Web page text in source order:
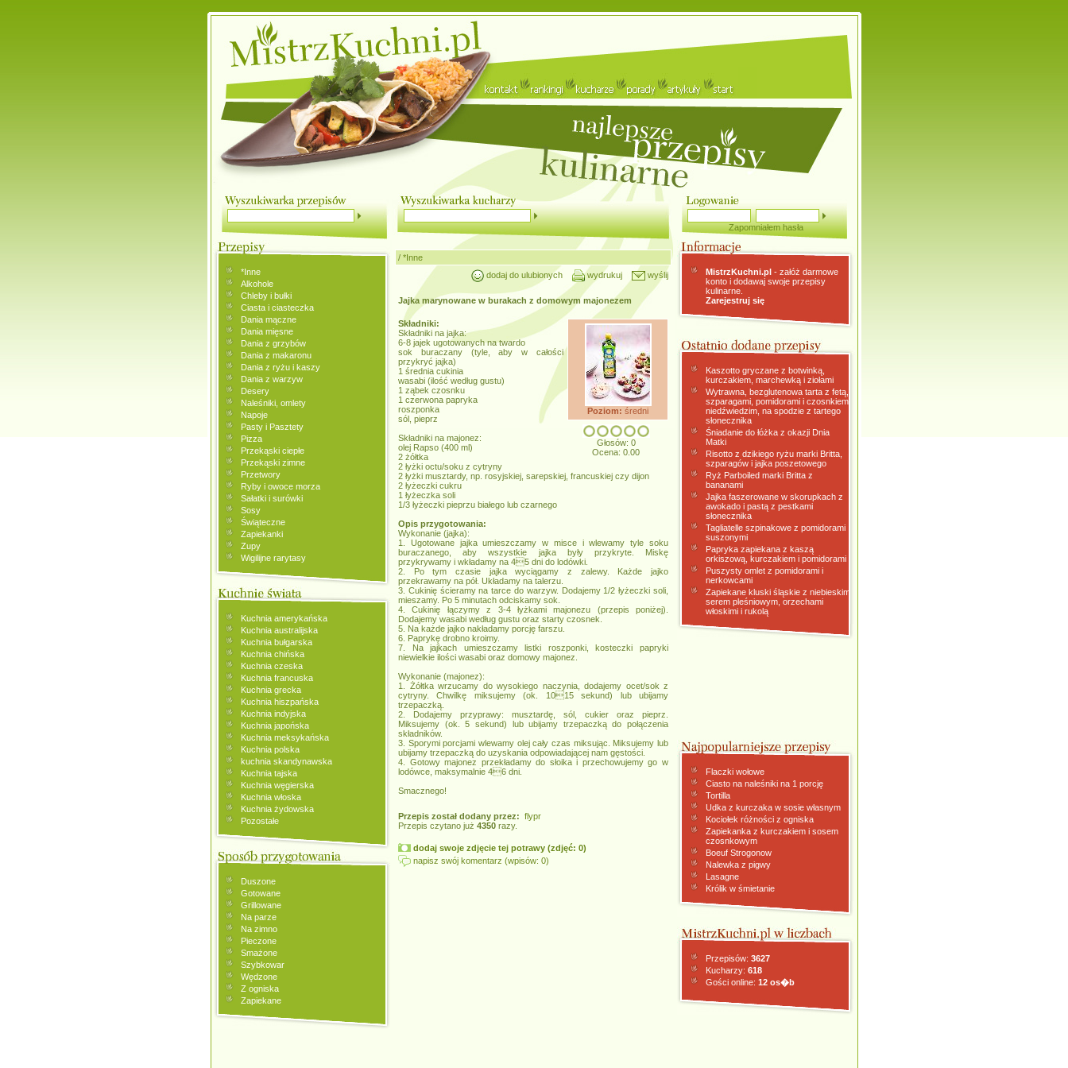
Zapomniałem hasła
*Inne
Alkohole
Chleby i bułki
Ciasta i ciasteczka
Dania mączne
Dania mięsne
Dania z grzybów
Dania z makaronu
Dania z ryżu i kaszy
Dania z warzyw
Desery
Naleśniki, omlety
Napoje
Pasty i Pasztety
Pizza
Przekąski ciepłe
Przekąski zimne
Przetwory
Ryby i owoce morza
Sałatki i surówki
Sosy
Świąteczne
Zapiekanki
Zupy
Wigilijne rarytasy
Kuchnia amerykańska
Kuchnia australijska
Kuchnia bułgarska
Kuchnia chińska
Kuchnia czeska
Kuchnia francuska
Kuchnia grecka
Kuchnia hiszpańska
Kuchnia indyjska
Kuchnia japońska
Kuchnia meksykańska
Kuchnia polska
kuchnia skandynawska
Kuchnia tajska
Kuchnia węgierska
Kuchnia włoska
Kuchnia żydowska
Pozostałe
Duszone
Gotowane
Grillowane
Na parze
Na zimno
Pieczone
Smażone
Szybkowar
Wędzone
Z ogniska
Zapiekane
/ *Inne
dodaj do ulubionych
wydrukuj wyślij
Jajka marynowane w burakach z domowym majonezem
Poziom: średni
Głosów: 0
Ocena: 0.00
Składniki:
Składniki na jajka:
6-8 jajek ugotowanych na twardo
sok buraczany (tyle, aby w całości
przykryć jajka)
1 średnia cukinia
wasabi (ilość według gustu)
1 ząbek czosnku
1 czerwona papryka
roszponka
sól, pieprz
Składniki na majonez:
olej Rapso (400 ml)
2 żółtka
2 łyżki octu/soku z cytryny
2 łyżki musztardy, np. rosyjskiej, sarepskiej, francuskiej czy dijon
2 łyżeczki cukru
1 łyżeczka soli
1/3 łyżeczki pieprzu białego lub czarnego
Opis przygotowania:
Wykonanie (jajka):
1. Ugotowane jajka umieszczamy w misce i wlewamy tyle soku
buraczanego, aby wszystkie jajka były przykryte. Miskę
przykrywamy i wkładamy na 45 dni do lodówki.
2. Po tym czasie jajka wyciągamy z zalewy. Każde jajko
przekrawamy na pół. Układamy na talerzu.
3. Cukinię ścieramy na tarce do warzyw. Dodajemy 1/2 łyżeczki soli,
mieszamy. Po 5 minutach odciskamy sok.
4. Cukinię łączymy z 3-4 łyżkami majonezu (przepis poniżej).
Dodajemy wasabi według gustu oraz starty czosnek.
5. Na każde jajko nakładamy porcję farszu.
6. Paprykę drobno kroimy.
7. Na jajkach umieszczamy listki roszponki, kosteczki papryki
niewielkie ilości wasabi oraz domowy majonez.
Wykonanie (majonez):
1. Żółtka wrzucamy do wysokiego naczynia, dodajemy ocet/sok z
cytryny. Chwilkę miksujemy (ok. 1015 sekund) lub ubijamy
trzepaczką.
2. Dodajemy przyprawy: musztardę, sól, cukier oraz pieprz.
Miksujemy (ok. 5 sekund) lub ubijamy trzepaczką do połączenia
składników.
3. Sporymi porcjami wlewamy olej cały czas miksując. Miksujemy lub
ubijamy trzepaczką do uzyskania odpowiadającej nam gęstości.
4. Gotowy majonez przekładamy do słoika i przechowujemy go w
lodówce, maksymalnie 46 dni.
Smacznego!
Przepis został dodany przez: flypr
Przepis czytano już 4350 razy.
dodaj swoje zdjęcie tej potrawy (zdjęć: 0)
napisz swój komentarz (wpisów: 0)
MistrzKuchni.pl- załóż darmowe
konto i dodawaj swoje przepisy
kulinarne.
Zarejestruj się
Kaszotto gryczane z botwinką,
kurczakiem, marchewką i ziołami
Wytrawna, bezglutenowa tarta z fetą,
szparagami, pomidorami i czosnkiem
niedźwiedzim, na spodzie z tartego
słonecznika
Śniadanie do łóżka z okazji Dnia
Matki
Risotto z dzikiego ryżu marki Britta,
szparagów i jajka poszetowego
Ryż Parboiled marki Britta z
bananami
Jajka faszerowane w skorupkach z
awokado i pastą z pestkami
słonecznika
Tagliatelle szpinakowe z pomidorami
suszonymi
Papryka zapiekana z kaszą
orkiszową, kurczakiem i pomidorami
Puszysty omlet z pomidorami i
nerkowcami
Zapiekane kluski śląskie z niebieskim
serem pleśniowym, orzechami
włoskimi i rukolą
Flaczki wołowe
Ciasto na naleśniki na 1 porcję
Tortilla
Udka z kurczaka w sosie własnym
Kociołek różności z ogniska
Zapiekanka z kurczakiem i sosem
czosnkowym
Boeuf Strogonow
Nalewka z pigwy
Lasagne
Królik w śmietanie
Przepisów: 3627
Kucharzy: 618
Gości online: 12 os�b